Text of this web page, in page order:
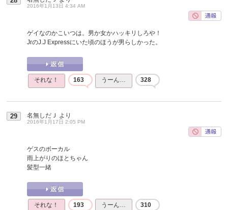
2016年1月13日 4:34 AM
ゲイなのかこいつは。男か女かハッキリしろや！
JrのJ.J Expressにいた頃のほうが男らしかった。
それな！ 163 うーん… 328
29 名無しだＪ より
2016年1月17日 2:05 PM
ゲスのボーカル
雨上がりのほとちゃん
髪型一緒
それな！ 193 うーん… 310